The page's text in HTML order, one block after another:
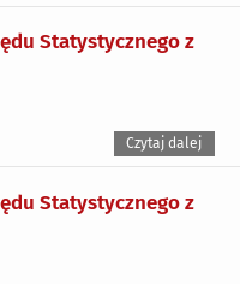
Statystycznego z
Czytaj dalej
Statystycznego z